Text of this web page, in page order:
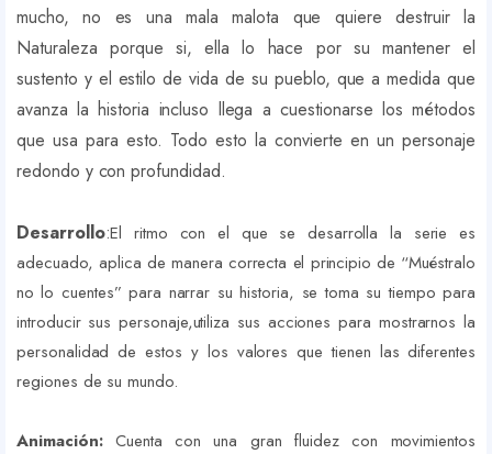
mucho, no es una mala malota que quiere destruir la
Naturaleza porque si, ella lo hace por su mantener el
sustento y el estilo de vida de su pueblo, que a medida que
avanza la historia incluso llega a cuestionarse los métodos
que usa para esto. Todo esto la convierte en un personaje
redondo y con profundidad.
Desarrollo:El ritmo con el que se desarrolla la serie es
adecuado, aplica de manera correcta el principio de “Muéstralo
no lo cuentes” para narrar su historia, se toma su tiempo para
introducir sus personaje,utiliza sus acciones para mostrarnos la
personalidad de estos y los valores que tienen las diferentes
regiones de su mundo.
Animación: Cuenta con una gran fluidez con movimientos